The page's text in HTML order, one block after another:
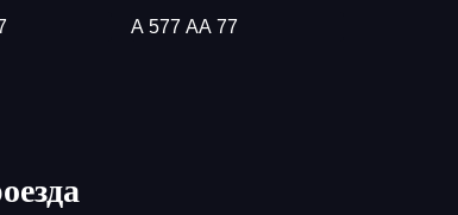
А 577 АА 77